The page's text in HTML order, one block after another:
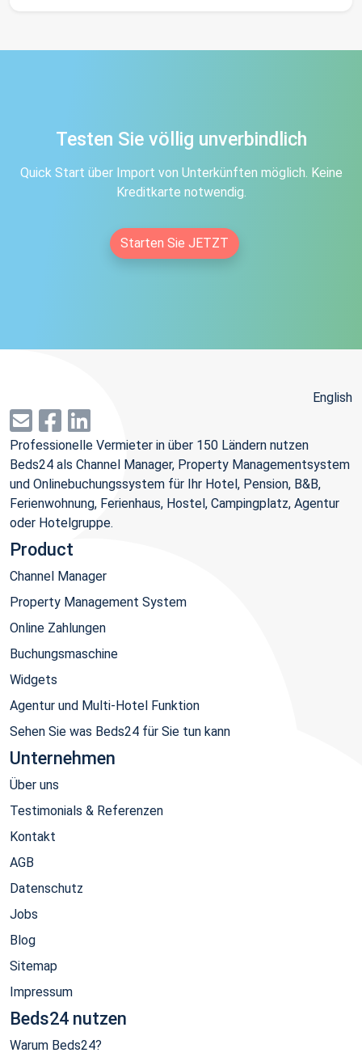
Testen Sie völlig unverbindlich
Quick Start über Import von Unterkünften möglich. Keine
Kreditkarte notwendig.
Starten Sie JETZT
English
Professionelle Vermieter in über 150 Ländern nutzen
Beds24 als Channel Manager, Property Managementsystem
und Onlinebuchungssystem für Ihr Hotel, Pension, B&B,
Ferienwohnung, Ferienhaus, Hostel, Campingplatz, Agentur
oder Hotelgruppe.
Product
Channel Manager
Property Management System
Online Zahlungen
Buchungsmaschine
Widgets
Agentur und Multi-Hotel Funktion
Sehen Sie was Beds24 für Sie tun kann
Unternehmen
Über uns
Testimonials & Referenzen
Kontakt
AGB
Datenschutz
Jobs
Blog
Sitemap
Impressum
Beds24 nutzen
Warum Beds24?